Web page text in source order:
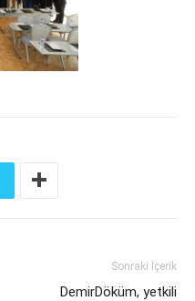
Sonraki İçerik
DemirDöküm, yetkili